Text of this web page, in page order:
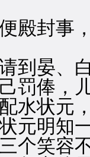
封事
晏、白
罚俸，
水状元
元明知
个笑容